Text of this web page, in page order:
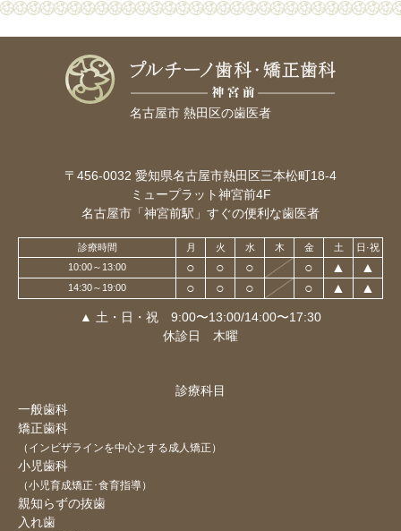
名古屋市 熱田区の歯医者
〒456-0032 愛知県名古屋市熱田区三本松町18-4
ミュープラット神宮前4F
名古屋市「神宮前駅」すぐの便利な歯医者
診療時間 月 火 水 木 金 土
日·祝
10:00～13:00
○ ○ ○ ○ ▲ ▲
14:30～19:00 ○ ○ ○ ○ ▲ ▲
▲ 土・日・祝 9:00〜13:00/14:00〜17:30
休診日 木曜
診療科目
一般歯科
矯正歯科
（インビザラインを中心とする成人矯正）
小児歯科
（小児育成矯正･食育指導）
親知らずの抜歯
入れ歯